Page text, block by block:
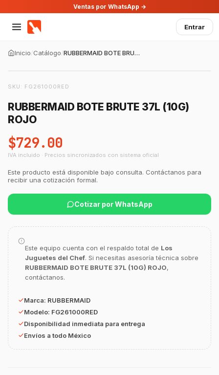
Ventas por WhatsApp →
Entrar
Inicio/Catálogo/ RUBBERMAID BOTE BRUTE 37L (10G) ROJO
SKU: FG261000RED
RUBBERMAID BOTE BRUTE 37L (10G)
ROJO
$729.00
IVA incluido · Precios sincronizados con sistema oficial
Este producto está disponible bajo consulta. Contáctanos para
recibir una cotización formal.
Cotizar por WhatsApp
Este equipo cuenta con el respaldo total de Los
Juguetes del Chef. Si necesitas asesoría técnica sobre
RUBBERMAID BOTE BRUTE 37L (10G) ROJO,
contáctanos.
Marca: RUBBERMAID
Modelo: FG261000RED
Disponibilidad inmediata para entrega
Envíos a todo México
GastroBot
¡Hola Chef! 🍳 Soy GastroBot, tu asesor
de cocina profesional de GastroArt.
¿En qué te puedo apoyar hoy con tu
Métodos de envío y entrega
Ver sucursales y contacto